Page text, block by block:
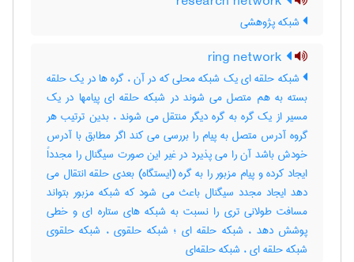
شبکه پژوهشی
شبکه حلقه ای یک شبکه محلی که در آن ، گره ها در یک حلقه
بسته به هم متصل می شوند در شبکه حلقه ای پیامها در یک
مسیر از یک گره به گره دیگر منتقل می شوند ، بدین ترتیب هر
گروه آدرس متصل به پیام را بررسی می کند اگر مطابق با آدرس
خودش باشد آن را می پذیرد در غیر این صورت سیگنال را مجدداً
ایجاد کرده و پیام مزبور را به گره (ایستگاه) بعدی حلقه انتقال می
دهد ایجاد مجدد سیگنال باعث می شود که شبکه مزبور بتواند
مسافت طولانی تری را نسبت به شبکه های ستاره ای و خطی
پوشش دهد ، شبکه حلقه ای ؛ شبکه حلقوی ، شبکه حلقوی
شبکه حلقه ای ، شبکه حلقه‌ای